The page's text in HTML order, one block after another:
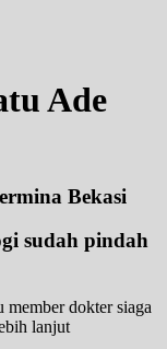
Ade
Bekasi
sudah pindah
member dokter siaga
lanjut